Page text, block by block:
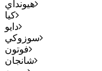
هيونداي
كيا
دايو
سوزوكي
فوتون
شانجان